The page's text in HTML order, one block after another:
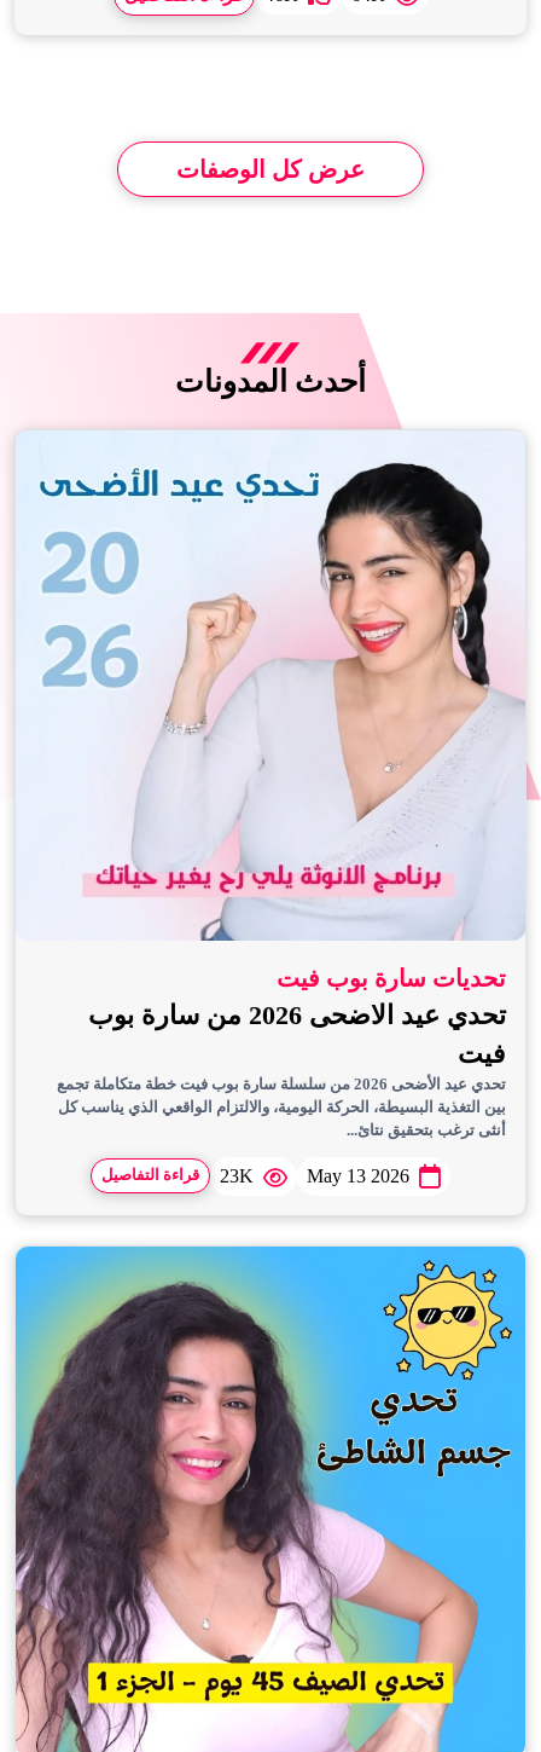
عرض كل الوصفات
أحدث المدونات
تحديات سارة بوب فيت
تحدي عيد الاضحى 2026 من سارة بوب
فيت
تحدي عيد الأضحى 2026 من سلسلة سارة بوب فيت خطة متكاملة تجمع
بين التغذية البسيطة، الحركة اليومية، والالتزام الواقعي الذي يناسب كل
أنثى ترغب بتحقيق نتائ...
May 13 2026
23K قراءة التفاصيل